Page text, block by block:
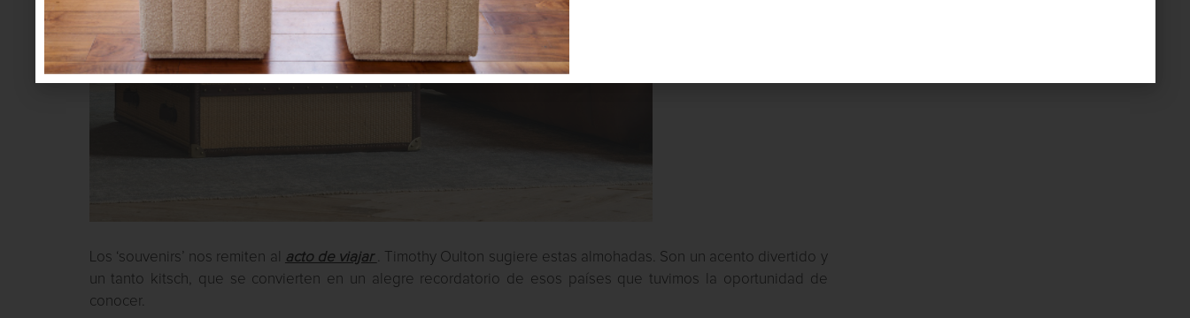
Los ‘souvenirs’ nos remiten al acto de viajar. Timothy Oulton sugiere estas almohadas. Son un acento divertido y
un tanto kitsch, que se convierten en un alegre recordatorio de esos países que tuvimos la oportunidad de
conocer.